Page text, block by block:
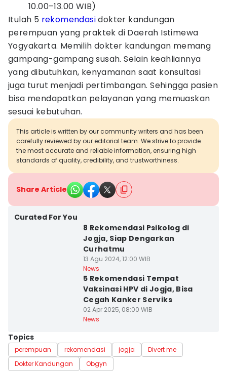
10.00–13.00 WIB)
Itulah 5 rekomendasidokter kandungan
perempuan yang praktek di Daerah Istimewa
Yogyakarta. Memilih dokter kandungan memang
gampang-gampang susah. Selain keahliannya
yang dibutuhkan, kenyamanan saat konsultasi
juga turut menjadi pertimbangan. Sehingga pasien
bisa mendapatkan pelayanan yang memuaskan
sesuai kebutuhan.
This article is written by our community writers and has been
carefully reviewed by our editorial team. We strive to provide
the most accurate and reliable information, ensuring high
standards of quality, credibility, and trustworthiness.
Share Article
Curated For You
8 Rekomendasi Psikolog di
Jogja, Siap Dengarkan
Curhatmu
13 Agu 2024, 12:00 WIB
News
5 Rekomendasi Tempat
Vaksinasi HPV di Jogja, Bisa
Cegah Kanker Serviks
02 Apr 2025, 08:00 WIB
News
Topics
perempuan rekomendasi jogja
Divert me
Dokter Kandungan
Obgyn